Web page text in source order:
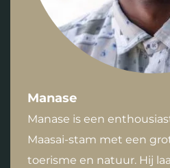
Manase
Manase is een
Maasai-stam met een
toerisme en natuur. Hij